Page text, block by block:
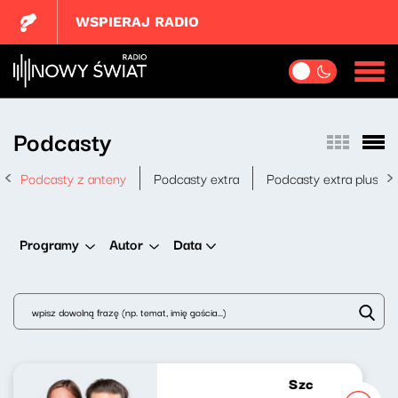
WSPIERAJ RADIO
Podcasty
Podcasty z anteny Podcasty extra Podcasty extra plus
Programy Autor Data
Szczyt